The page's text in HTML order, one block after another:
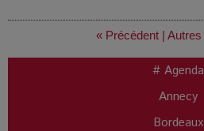
« Précédent | Autres
# Agenda
Annecy
Bordeaux